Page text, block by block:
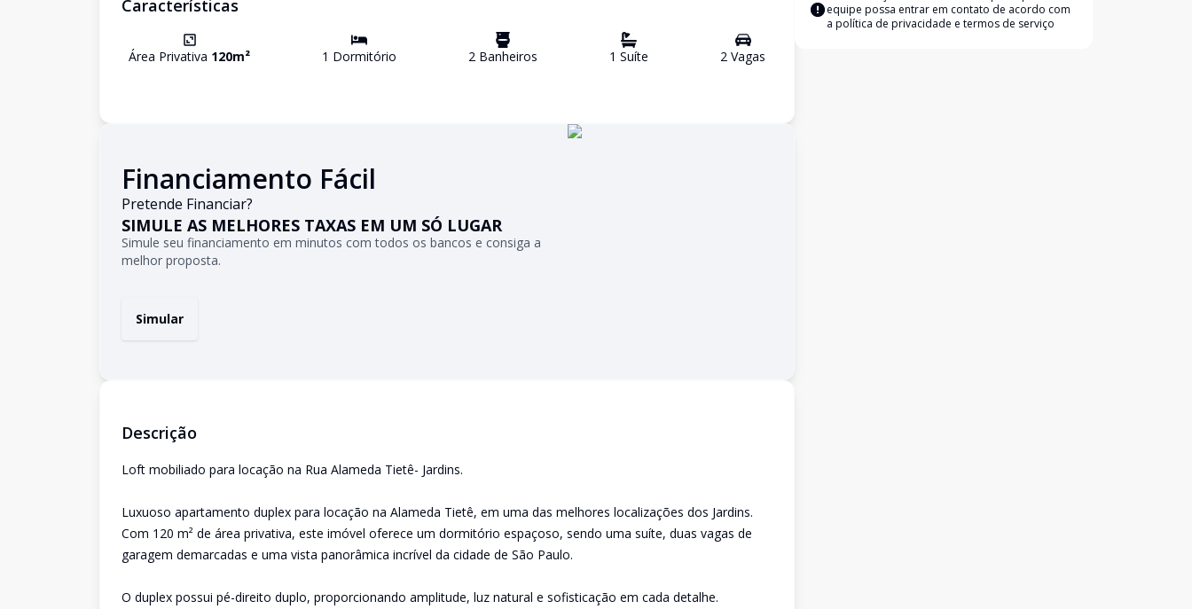
Características
Área Privativa 120m² 1 Dormitório 2 Banheiros 1 Suíte 2 Vagas
Financiamento Fácil
Pretende Financiar?
SIMULE AS MELHORES TAXAS EM UM SÓ LUGAR
Simule seu financiamento em minutos com todos os bancos e consiga a
melhor proposta.
Simular
Descrição
Loft mobiliado para locação na Rua Alameda Tietê- Jardins.
Luxuoso apartamento duplex para locação na Alameda Tietê, em uma das melhores localizações dos Jardins.
Com 120 m² de área privativa, este imóvel oferece um dormitório espaçoso, sendo uma suíte, duas vagas de
garagem demarcadas e uma vista panorâmica incrível da cidade de São Paulo.
O duplex possui pé-direito duplo, proporcionando amplitude, luz natural e sofisticação em cada detalhe.
equipe possa entrar em contato de acordo com
a política de privacidade e termos de serviço